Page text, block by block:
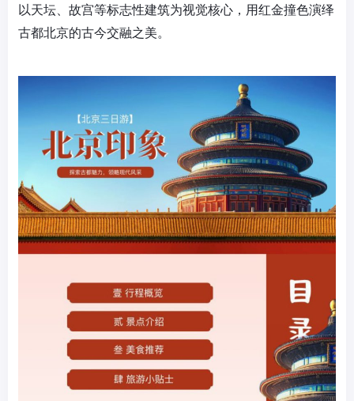
以天坛、故宫等标志性建筑为视觉核心，用红金撞色演绎
古都北京的古今交融之美。